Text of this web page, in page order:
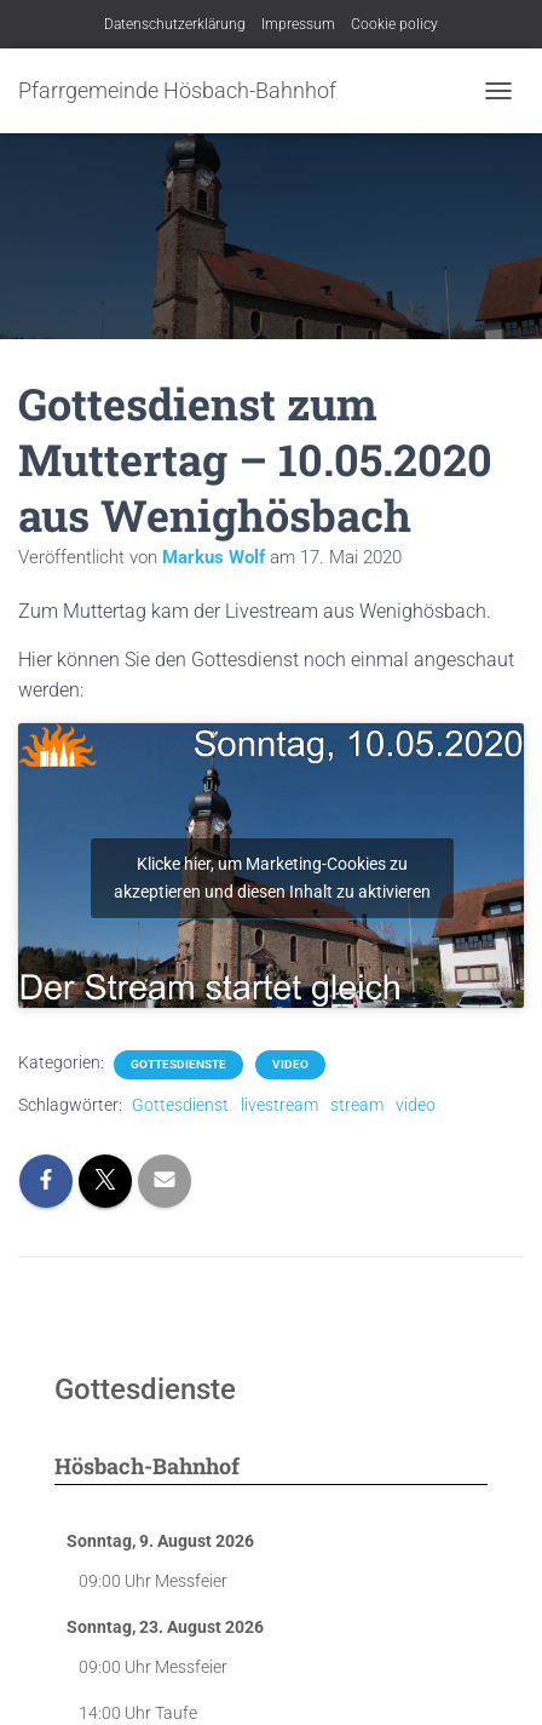
Datenschutzerklärung Impressum Cookie policy
Pfarrgemeinde Hösbach-Bahnhof
A
I
N
U
Gottesdienst zum
Muttertag – 10.05.2020
aus Wenighösbach
Veröffentlicht von Markus Wolfam 17. Mai 2020
Zum Muttertag kam der Livestream aus Wenighösbach.
Hier können Sie den Gottesdienst noch einmal angeschaut
werden:
Klicke hier, um Marketing-Cookies zu
akzeptieren und diesen Inhalt zu aktivieren
Kategorien: GOTTESDIENSTE VIDEO
Schlagwörter: Gottesdienst livestream stream video
Gottesdienste
Hösbach-Bahnhof
Sonntag, 9. August 2026
09:00 Uhr Messfeier
Sonntag, 23. August 2026
09:00 Uhr Messfeier
14:00 UhrTaufe